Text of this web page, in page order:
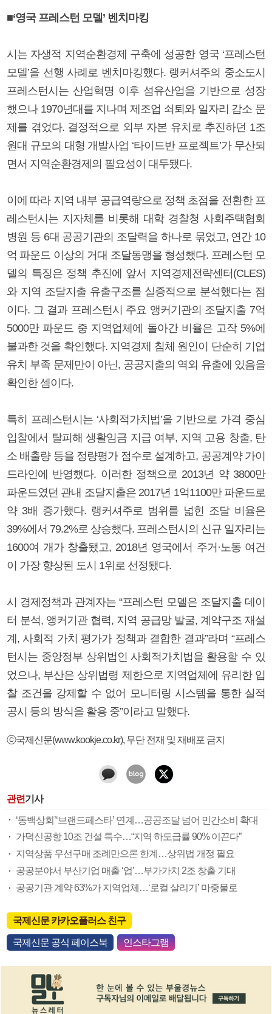
■‘영국 프레스턴 모델’ 벤치마킹
시는 자생적 지역순환경제 구축에 성공한 영국 ‘프레스턴
모델’을 선행 사례로 벤치마킹했다. 랭커셔주의 중소도시
프레스턴시는 산업혁명 이후 섬유산업을 기반으로 성장
했으나 1970년대를 지나며 제조업 쇠퇴와 일자리 감소 문
제를 겪었다. 결정적으로 외부 자본 유치로 추진하던 1조
원대 규모의 대형 개발사업 ‘타이드반 프로젝트’가 무산되
면서 지역순환경제의 필요성이 대두됐다.
이에 따라 지역 내부 공급역량으로 정책 초점을 전환한 프
레스턴시는 지자체를 비롯해 대학 경찰청 사회주택협회
병원 등 6대 공공기관의 조달력을 하나로 묶었고, 연간 10
억 파운드 이상의 거대 조달동맹을 형성했다. 프레스턴 모
델의 특징은 정책 추진에 앞서 지역경제전략센터(CLES)
와 지역 조달지출 유출구조를 실증적으로 분석했다는 점
이다. 그 결과 프레스턴시 주요 앵커기관의 조달지출 7억
5000만 파운드 중 지역업체에 돌아간 비율은 고작 5%에
불과한 것을 확인했다. 지역경제 침체 원인이 단순히 기업
유치 부족 문제만이 아닌, 공공지출의 역외 유출에 있음을
확인한 셈이다.
특히 프레스턴시는 ‘사회적가치법’을 기반으로 가격 중심
입찰에서 탈피해 생활임금 지급 여부, 지역 고용 창출, 탄
소 배출량 등을 정량평가 점수로 설계하고, 공공계약 가이
드라인에 반영했다. 이러한 정책으로 2013년 약 3800만
파운드였던 관내 조달지출은 2017년 1억1100만 파운드로
약 3배 증가했다. 랭커셔주로 범위를 넓힌 조달 비율은
39%에서 79.2%로 상승했다. 프레스턴시의 신규 일자리는
1600여 개가 창출됐고, 2018년 영국에서 주거·노동 여건
이 가장 향상된 도시 1위로 선정됐다.
시 경제정책과 관계자는 “프레스턴 모델은 조달지출 데이
터 분석, 앵커기관 협력, 지역 공급망 발굴, 계약구조 재설
계, 사회적 가치 평가가 정책과 결합한 결과”라며 “프레스
턴시는 중앙정부 상위법인 사회적가치법을 활용할 수 있
었으나, 부산은 상위법령 제한으로 지역업체에 유리한 입
찰 조건을 강제할 수 없어 모니터링 시스템을 통한 실적
공시 등의 방식을 활용 중”이라고 말했다.
ⓒ국제신문(www.kookje.co.kr), 무단 전재 및 재배포 금지
관련기사
‘동백상회’‘브랜드페스타’ 연계…공공조달 넘어 민간소비 확대
가덕신공항 10조 건설 특수…“지역 하도급률 90% 이끈다”
지역상품 우선구매 조례만으론 한계…상위법 개정 필요
공공분야서 부산기업 매출 ‘업’…부가가치 2조 창출 기대
공공기관 계약 63%가 지역업체…‘로컬 살리기’ 마중물로
국제신문 카카오플러스 친구
국제신문 공식 페이스북 인스타그램